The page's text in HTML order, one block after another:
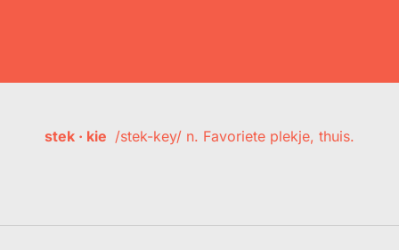
stek · kie /stek-key/ n. Favoriete plekje, thuis.